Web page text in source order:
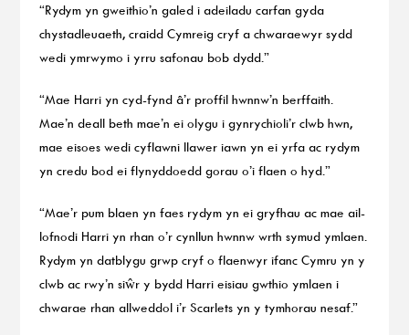
“Rydym yn gweithio’n galed i adeiladu carfan gyda
chystadleuaeth, craidd Cymreig cryf a chwaraewyr sydd
wedi ymrwymo i yrru safonau bob dydd.”
“Mae Harri yn cyd-fynd â’r proffil hwnnw’n berffaith.
Mae’n deall beth mae’n ei olygu i gynrychioli’r clwb hwn,
mae eisoes wedi cyflawni llawer iawn yn ei yrfa ac rydym
yn credu bod ei flynyddoedd gorau o’i flaen o hyd.”
“Mae’r pum blaen yn faes rydym yn ei gryfhau ac mae ail-
lofnodi Harri yn rhan o’r cynllun hwnnw wrth symud ymlaen.
Rydym yn datblygu grwp cryf o flaenwyr ifanc Cymru yn y
clwb ac rwy’n siŵr y bydd Harri eisiau gwthio ymlaen i
chwarae rhan allweddol i’r Scarlets yn y tymhorau nesaf.”